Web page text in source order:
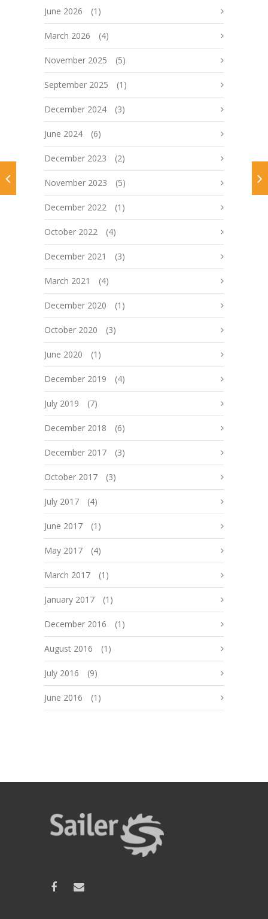
June 2026 (1)
March 2026 (4)
November 2025 (5)
September 2025 (1)
December 2024 (3)
June 2024 (6)
December 2023 (2)
November 2023 (5)
December 2022 (1)
October 2022 (4)
December 2021 (3)
March 2021 (4)
December 2020 (1)
October 2020 (3)
June 2020 (1)
December 2019 (4)
July 2019 (7)
December 2018 (6)
December 2017 (3)
October 2017 (3)
July 2017 (4)
June 2017 (1)
May 2017 (4)
March 2017 (1)
January 2017 (1)
December 2016 (1)
August 2016 (1)
July 2016 (9)
June 2016 (1)